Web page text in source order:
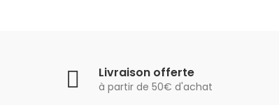
Livraison offerte
à partir de 50€ d'achat